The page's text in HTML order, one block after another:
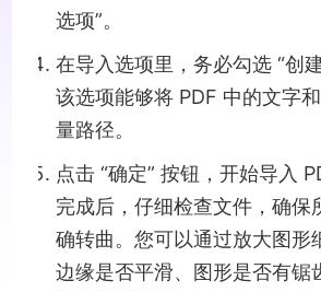
选项”。
在导入选项里，务必勾选 “创
该选项能够将 PDF 中的文字
量路径。
点击 “确定” 按钮，开始导入
完成后，仔细检查文件，确保
确转曲。您可以通过放大图形
边缘是否平滑、图形是否有锯